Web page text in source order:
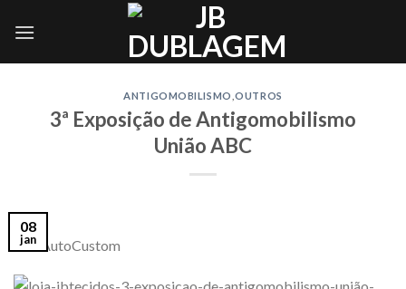
ANTIGOMOBILISMO ,OUTROS
3ª Exposição de Antigomobilismo
União ABC
08
jan
Via: AutoCustom